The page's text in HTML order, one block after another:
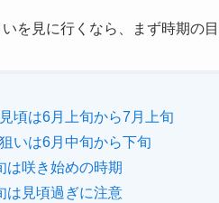
を見に行くなら、まず時期の
頃は6月上旬から7月上旬
いは6月中旬から下旬
は咲き始めの時期
は見頃過ぎに注意